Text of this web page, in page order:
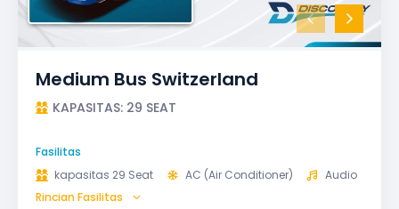
Medium Bus Switzerland
KAPASITAS: 29 SEAT
Fasilitas
kapasitas 29 Seat
AC (Air Conditioner)
Audio
Bagasi
GPS
Rincian Fasilitas